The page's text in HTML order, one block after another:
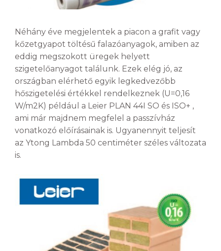
Néhány éve megjelentek a piacon a grafit vagy
kőzetgyapot töltésű falazóanyagok, amiben az
eddig megszokott üregek helyett
szigetelőanyagot találunk. Ezek elég jó, az
országban elérhető egyik legkedvezőbb
hőszigetelési értékkel rendelkeznek (U=0,16
W/m2K) például a Leier PLAN 44I SO és ISO+ ,
ami már majdnem megfelel a passzívház
vonatkozó előírásainak is. Ugyanennyit teljesít
az Ytong Lambda 50 centiméter széles változata
is.